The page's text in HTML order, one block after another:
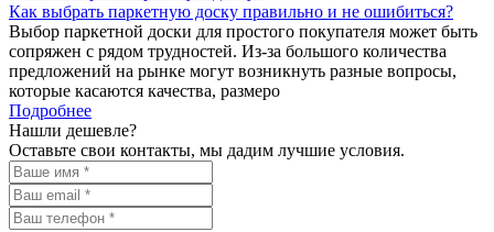
Как выбрать паркетную доску правильно и не ошибиться?
Выбор паркетной доски для простого покупателя может быть
сопряжен с рядом трудностей. Из-за большого количества
предложений на рынке могут возникнуть разные вопросы,
которые касаются качества, размеро
Подробнее
Нашли дешевле?
Оставьте свои контакты, мы дадим лучшие условия.